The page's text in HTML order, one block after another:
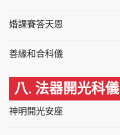
婚課賽答天恩
善緣和合科儀
八. 法器開光科儀
神明開光安座